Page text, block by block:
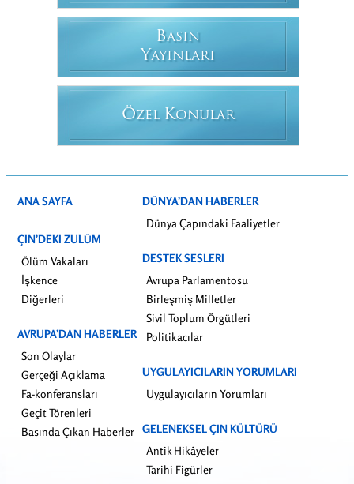
BASIN
YAYINLARI
ÖZEL KONULAR
ANA SAYFA
ÇIN’DEKI ZULÜM
Ölüm Vakaları
İşkence
Diğerleri
AVRUPA’DAN HABERLER
Son Olaylar
Gerçeği Açıklama
Fa-konferansları
Geçit Törenleri
Basında Çıkan Haberler
DÜNYA’DAN HABERLER
Dünya Çapındaki Faaliyetler
DESTEK SESLERI
Avrupa Parlamentosu
Birleşmiş Milletler
Sivil Toplum Örgütleri
Politikacılar
UYGULAYICILARIN YORUMLARI
Uygulayıcıların Yorumları
GELENEKSEL ÇIN KÜLTÜRÜ
Antik Hikâyeler
Tarihi Figürler